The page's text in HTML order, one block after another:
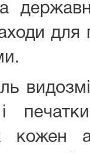
кожен